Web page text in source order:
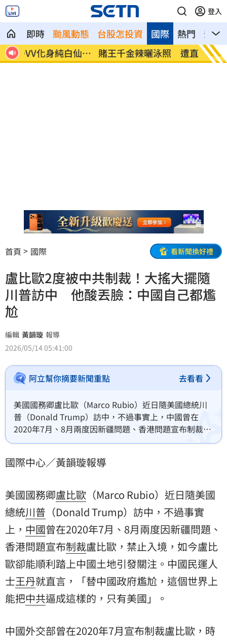
登入
即時 颱風動態 台股怎投資 熱門 影音
國際
女 賭王千金辣曬泳照 遭直擊1幕破婚變傳聞 女大
因
首頁 國際 看新聞換好禮
盧比歐2度被中共制裁！大搖大擺隨
川普訪中 他酸丟臉：中國自己都尷
尬
編輯 黃韻璇 報導
2026/05/14 05:41:00
阿立幫你摘要新聞重點 去看看
美國國務卿盧比歐（Marco Rubio）近日隨美國總統川
普（Donald Trump）訪中，不過事實上，中國曾在
2020年7月、8月兩度因新疆問題、香港問題宣布制裁盧
比歐，禁止入境，如今盧比歐卻能順利踏上中國土地引
尬，這個世界上能把中共逼成這樣的，只有美國」。
國際中心／黃韻璇報導
美國國務卿盧比歐 （Marco Rubio）近日隨美國
總統川普 （Donald Trump）訪中，不過事實
上， 中國曾在2020年7月、8月兩度因新疆問題、
香港問題宣布制裁盧比歐，禁止入境，如今盧比
歐卻能順利踏上中國土地引發關注。中國民運人
士王丹就直言，「替中國政府尷尬，這個世界上
能把中共逼成這樣的，只有美國」。
中國外交部曾在2020年7月宣布制裁盧比歐，時